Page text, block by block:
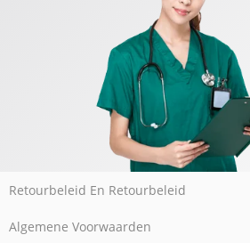
Retourbeleid En Retourbeleid
Algemene Voorwaarden